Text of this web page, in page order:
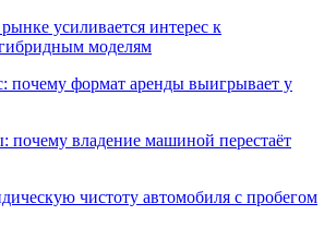
усиливается интерес к
моделям
почему формат аренды выигрывает у
почему владение машиной перестаёт
чистоту автомобиля с пробегом